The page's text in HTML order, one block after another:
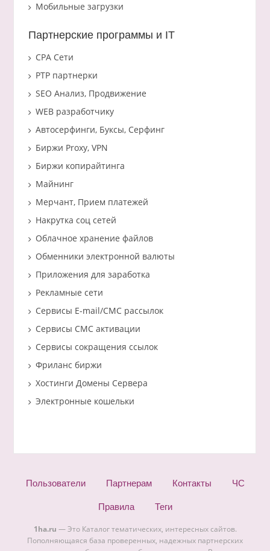
Мобильные загрузки
Партнерские программы и IT
CPA Сети
PTP партнерки
SEO Анализ, Продвижение
WEB разработчику
Автосерфинги, Буксы, Серфинг
Биржи Proxy, VPN
Биржи копирайтинга
Майнинг
Мерчант, Прием платежей
Накрутка соц сетей
Облачное хранение файлов
Обменники электронной валюты
Приложения для заработка
Рекламные сети
Сервисы E-mail/СМС рассылок
Сервисы СМС активации
Сервисы сокращения ссылок
Фриланс биржи
Хостинги Домены Сервера
Электронные кошельки
Пользователи Партнерам Контакты ЧС
Правила Теги
1ha.ru — Это Каталог тематических, интересных сайтов.
Пополняющаяся база проверенных, надежных партнерских